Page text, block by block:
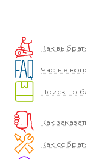
Как
Частые
Поиск по
Как
Как